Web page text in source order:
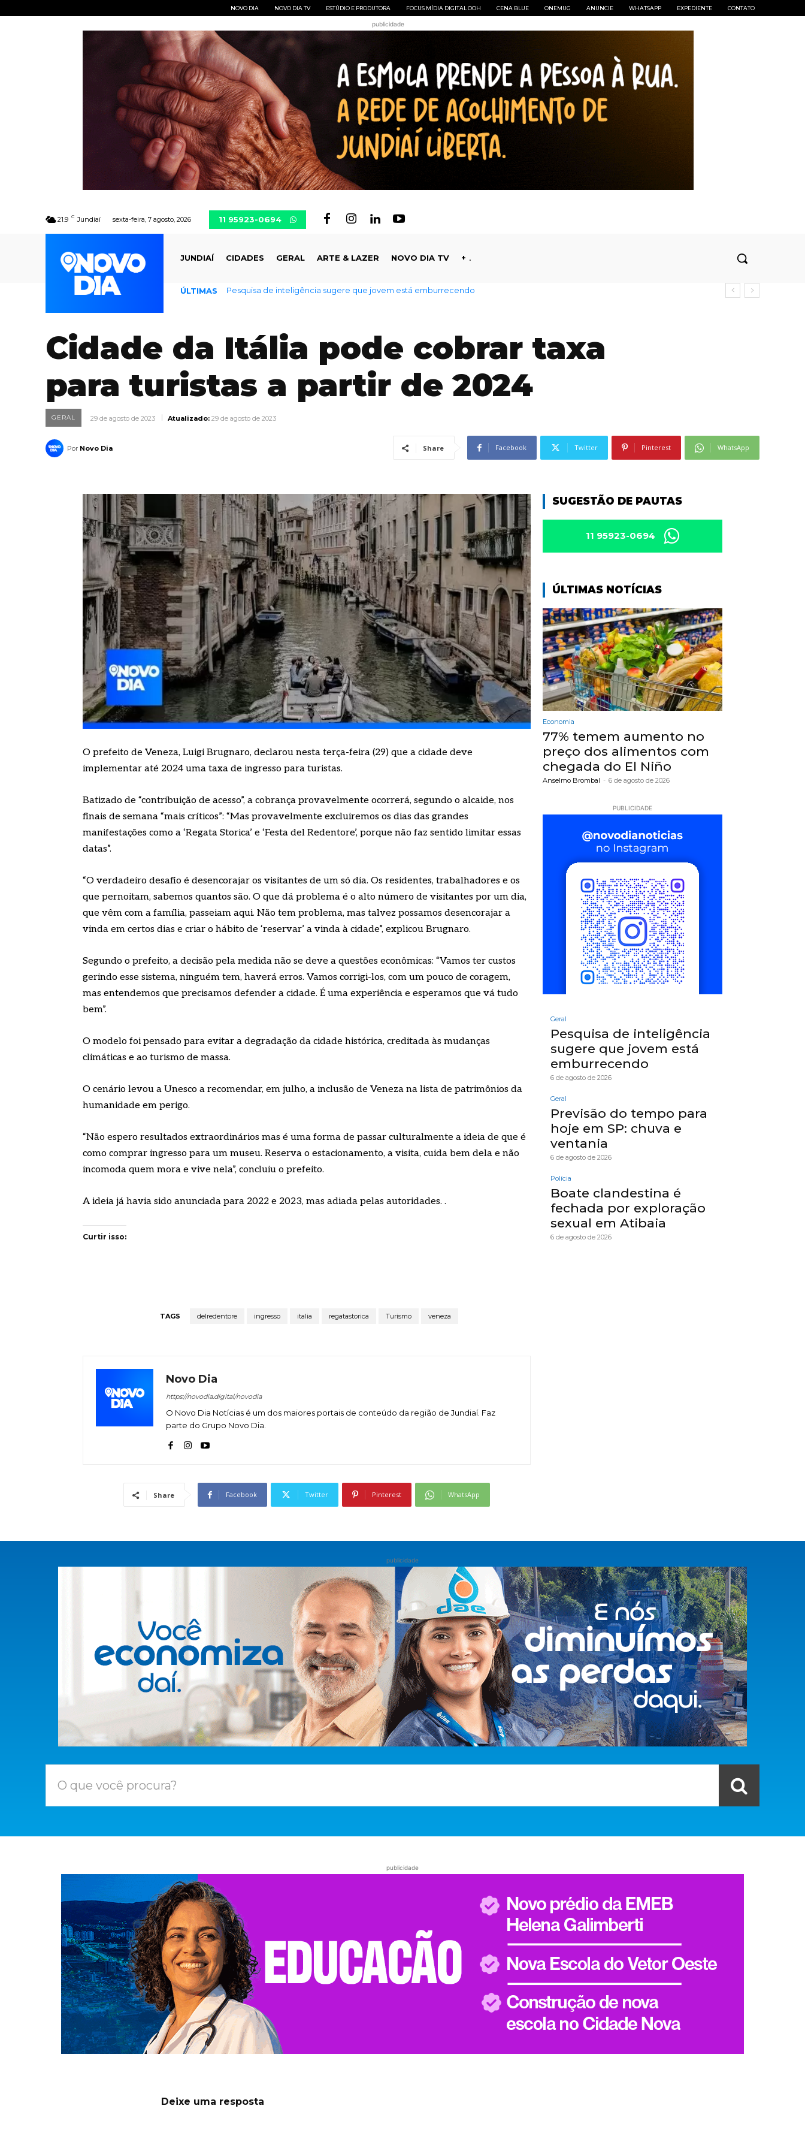
NOVO DIA NOVO DIA TV ESTÚDIO E PRODUTORA FOCUS MÍDIA DIGITAL OOH CENA BLUE ONEMUG ANUNCIE WHATSAPP EXPEDIENTE CONTATO
publicidade
21.9 C Jundiaí sexta-feira, 7 agosto, 2026 11 95923-0694
JUNDIAÍ CIDADES GERAL ARTE & LAZER NOVO DIA TV +
ÚLTIMASPesquisa de inteligência sugere que jovem está emburrecendo
Previsão do tempo para hoje em SP: chuva e ventania
Cidade da Itália pode cobrar taxa
para turistas a partir de 2024
GERAL 29 de agosto de 2023 Atualizado: 29 de agosto de 2023
Por Novo Dia Share Facebook Twitter Pinterest WhatsApp
O prefeito de Veneza, Luigi Brugnaro, declarou nesta terça-feira (29) que a cidade deve
implementar até 2024 uma taxa de ingresso para turistas.
Batizado de “contribuição de acesso”, a cobrança provavelmente ocorrerá, segundo o alcaide, nos
finais de semana “mais críticos”: “Mas provavelmente excluiremos os dias das grandes
manifestações como a ‘Regata Storica’ e ‘Festa del Redentore’, porque não faz sentido limitar essas
datas”.
“O verdadeiro desafio é desencorajar os visitantes de um só dia. Os residentes, trabalhadores e os
que pernoitam, sabemos quantos são. O que dá problema é o alto número de visitantes por um dia,
que vêm com a família, passeiam aqui. Não tem problema, mas talvez possamos desencorajar a
vinda em certos dias e criar o hábito de ‘reservar’ a vinda à cidade”, explicou Brugnaro.
Segundo o prefeito, a decisão pela medida não se deve a questões econômicas: “Vamos ter custos
gerindo esse sistema, ninguém tem, haverá erros. Vamos corrigi-los, com um pouco de coragem,
mas entendemos que precisamos defender a cidade. É uma experiência e esperamos que vá tudo
bem”.
O modelo foi pensado para evitar a degradação da cidade histórica, creditada às mudanças
climáticas e ao turismo de massa.
O cenário levou a Unesco a recomendar, em julho, a inclusão de Veneza na lista de patrimônios da
humanidade em perigo.
“Não espero resultados extraordinários mas é uma forma de passar culturalmente a ideia de que é
como comprar ingresso para um museu. Reserva o estacionamento, a visita, cuida bem dela e não
incomoda quem mora e vive nela”, concluiu o prefeito.
A ideia já havia sido anunciada para 2022 e 2023, mas adiada pelas autoridades. .
Curtir isso:
TAGS delredentore ingresso italia regatastorica Turismo veneza
Novo Dia
https://novodia.digital/novodia
O Novo Dia Notícias é um dos maiores portais de conteúdo da região de Jundiaí. Faz
parte do Grupo Novo Dia.
Share Facebook Twitter Pinterest WhatsApp
SUGESTÃO DE PAUTAS
11 95923-0694
ÚLTIMAS NOTÍCIAS
Economia
77% temem aumento no
preço dos alimentos com
chegada do El Niño
Anselmo Brombal - 6 de agosto de 2026
PUBLICIDADE
Geral
Pesquisa de inteligência
sugere que jovem está
emburrecendo
6 de agosto de 2026
Geral
Previsão do tempo para
hoje em SP: chuva e
ventania
6 de agosto de 2026
Polícia
Boate clandestina é
fechada por exploração
sexual em Atibaia
6 de agosto de 2026
publicidade
O que você procura?
publicidade
Deixe uma resposta